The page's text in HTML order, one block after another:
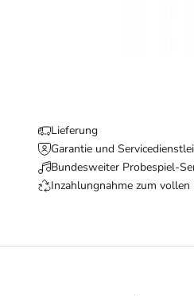
Lieferung
Garantie und
Bundesweiter Probespiel-
Inzahlungnahme zum